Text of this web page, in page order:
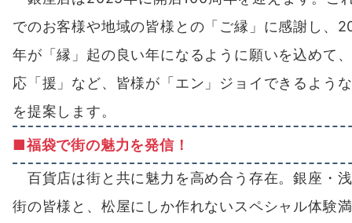
でのお客様や地域の皆様との「ご縁」に感謝し、
年が「縁」起の良い年になるように願いを込めて
応「援」など、皆様が「エン」ジョイできるよう
を提案します。
■福袋で街の魅力を発信！
百貨店は街と共に魅力を高め合う存在。銀座・
街の皆様と、松屋にしか作れないスペシャル体験